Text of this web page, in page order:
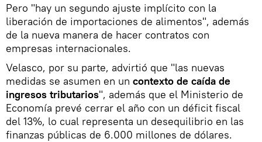
Pero "hay un segundo ajuste implícito con la
liberación de importaciones de alimentos", además
de la nueva manera de hacer contratos con
empresas internacionales.
Velasco, por su parte, advirtió que "las nuevas
medidas se asumen en un contexto de caída de
ingresos tributarios", además que el Ministerio de
Economía prevé cerrar el año con un déficit fiscal
del 13%, lo cual representa un desequilibrio en las
finanzas públicas de 6.000 millones de dólares.